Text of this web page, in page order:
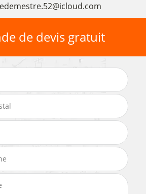
de devis gratuit